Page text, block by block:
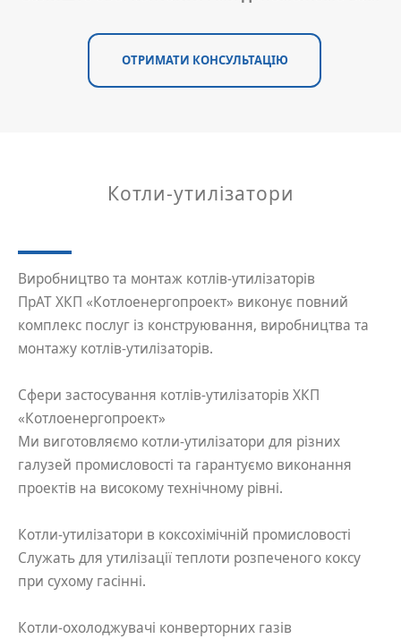
ОТРИМАТИ КОНСУЛЬТАЦІЮ
Котли-утилізатори
Виробництво та монтаж котлів-утилізаторів
ПрАТ ХКП «Котлоенергопроект» виконує повний
комплекс послуг із конструювання, виробництва та
монтажу котлів-утилізаторів.
Сфери застосування котлів-утилізаторів ХКП
«Котлоенергопроект»
Ми виготовляємо котли-утилізатори для різних
галузей промисловості та гарантуємо виконання
проектів на високому технічному рівні.
Котли-утилізатори в коксохімічній промисловості
Служать для утилізації теплоти розпеченого коксу
при сухому гасінні.
Котли-охолоджувачі конверторних газів